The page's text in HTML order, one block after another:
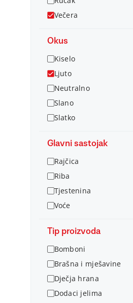
Večera
Okus
Kiselo
Ljuto
Neutralno
Slano
Slatko
Glavni sastojak
Rajčica
Riba
Tjestenina
Voće
Tip proizvoda
Bomboni
Brašna i mješavine
Dječja hrana
Dodaci jelima